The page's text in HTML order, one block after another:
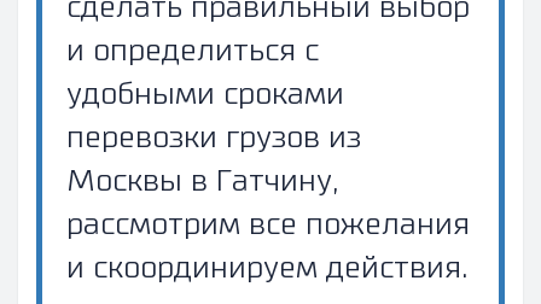
сделать правильный выбор
и определиться с
удобными сроками
перевозки грузов из
Москвы в Гатчину,
рассмотрим все пожелания
и скоординируем действия.